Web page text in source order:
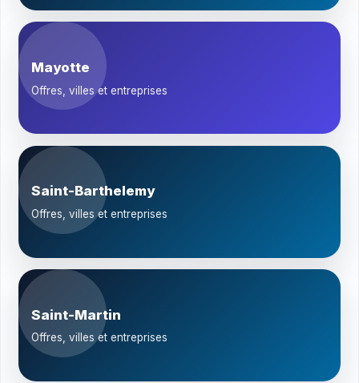
Mayotte
Offres, villes et entreprises
Saint-Barthelemy
Offres, villes et entreprises
Saint-Martin
Offres, villes et entreprises